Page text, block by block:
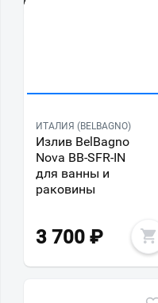
ИТАЛИЯ (BELBAGNO)
Излив BelBagno
Nova BB-SFR-IN
для ванны и
раковины
3 700 ₽